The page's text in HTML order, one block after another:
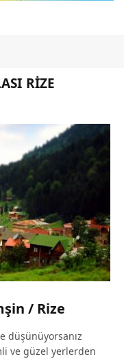
RIZE
/ Rize
düşünüyorsanız
ve güzel yerlerden